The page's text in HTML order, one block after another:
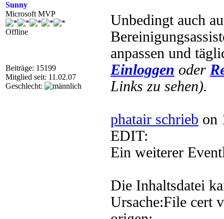
Sunny
Microsoft MVP
Offline
Beiträge: 15199
Mitglied seit: 11.02.07
Geschlecht:
Unbedingt auch
anpassen und
Einloggen oder
Links zu sehen).
phatair schrieb on
EDIT:
Ein weiterer
Die Inhaltsdatei
Ursache:File cert